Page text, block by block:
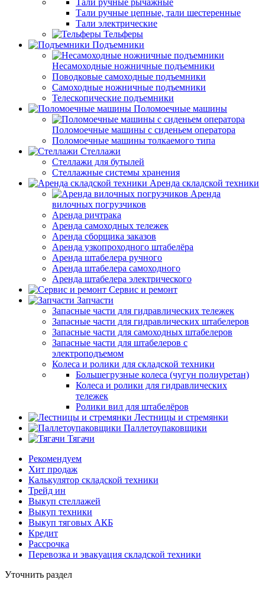
Тали ручные рычажные
Тали ручные цепные, тали шестеренные
Тали электрические
Тельферы
Подъемники
Несамоходные ножничные подъемники
Поводковые самоходные подъемники
Самоходные ножничные подъемники
Телескопические подъемники
Поломоечные машины
Поломоечные машины с сиденьем оператора
Поломоечные машины толкаемого типа
Стеллажи
Стеллажи для бутылей
Стеллажные системы хранения
Аренда складской техники
Аренда
вилочных погрузчиков
Аренда ричтрака
Аренда самоходных тележек
Аренда сборщика заказов
Аренда узкопроходного штабелёра
Аренда штабелера ручного
Аренда штабелера самоходного
Аренда штабелера электрического
Сервис и ремонт
Запчасти
Запасные части для гидравлических тележек
Запасные части для гидравлических штабелеров
Запасные части для самоходных штабелеров
Запасные части для штабелеров с
электроподъемом
Колеса и ролики для складской техники
Большегрузные колеса (чугун полиуретан)
Колеса и ролики для гидравлических
тележек
Ролики вил для штабелёров
Лестницы и стремянки
Паллетоупаковщики
Тягачи
Рекомендуем
Хит продаж
Калькулятор складской техники
Трейд ин
Выкуп стеллажей
Выкуп техники
Выкуп тяговых АКБ
Кредит
Рассрочка
Перевозка и эвакуация складской техники
Уточнить раздел